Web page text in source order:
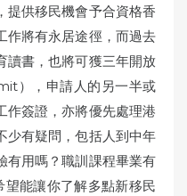
t
e
r
e
提供移民機會予合資格香
作將有永居途徑，而過去
讀書，也將可獲三年開放
），申請人的另一半或
作簽證，亦將優先處理港
少有疑問，包括人到中年
有用嗎？職訓課程畢業有
能讓你了解多點新移民